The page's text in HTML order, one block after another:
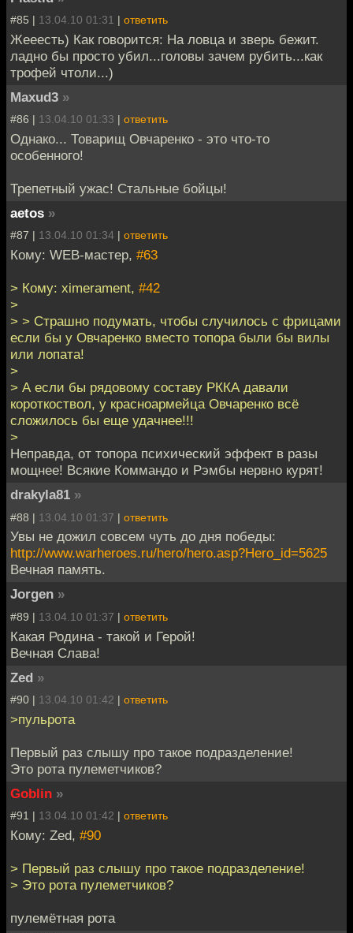
#85 | 13.04.10 01:31 | ответить
Жееесть) Как говорится: На ловца и зверь бежит.
ладно бы просто убил...головы зачем рубить...как
трофей чтоли...)
Maxud3 »
#86 | 13.04.10 01:33 | ответить
Однако... Товарищ Овчаренко - это что-то
особенного!
Трепетный ужас! Стальные бойцы!
aetos »
#87 | 13.04.10 01:34 | ответить
Кому: WEB-мастер, #63
> Кому: ximerament, #42
>
> > Страшно подумать, чтобы случилось с фрицами
если бы у Овчаренко вместо топора были бы вилы
или лопата!
>
> А если бы рядовому составу РККА давали
короткоствол, у красноармейца Овчаренко всё
сложилось бы еще удачнее!!!
>
Неправда, от топора психический эффект в разы
мощнее! Всякие Коммандо и Рэмбы нервно курят!
drakyla81 »
#88 | 13.04.10 01:37 | ответить
Увы не дожил совсем чуть до дня победы:
http://www.warheroes.ru/hero/hero.asp?Hero_id=5625
Вечная память.
Jorgen »
#89 | 13.04.10 01:37 | ответить
Какая Родина - такой и Герой!
Вечная Слава!
Zed »
#90 | 13.04.10 01:42 | ответить
>пульрота
Первый раз слышу про такое подразделение!
Это рота пулеметчиков?
Goblin »
#91 | 13.04.10 01:42 | ответить
Кому: Zed, #90
> Первый раз слышу про такое подразделение!
> Это рота пулеметчиков?
пулемётная рота